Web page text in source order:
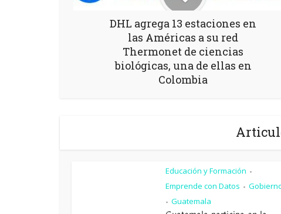
DHL agrega 13 estaciones en
las Américas a su red
Thermonet de ciencias
biológicas, una de ellas en
Colombia
Educación y Formación •
Emprende con Datos •
• Guatemala